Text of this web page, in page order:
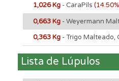
1,026 Kg - CaraPils
0,663 Kg - Weyermann
0,363 Kg - Trigo Malteado,
Lista de Lúpulos